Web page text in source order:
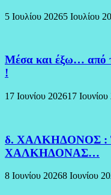
5 Ιουλίου 20265 Ιουλίου
Μέσα και έξω…
!
17 Ιουνίου 202617
δ. ΧΑΛΚΗΔΟΝΟΣ
ΧΑΛΚΗΔΟΝΑΣ…
8 Ιουνίου 20268 Ιουνίου